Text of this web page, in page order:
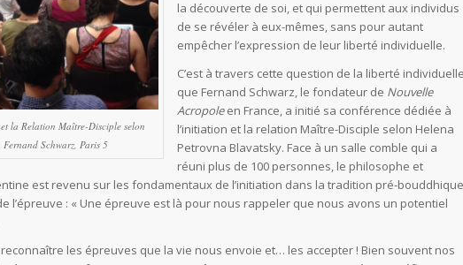
la Relation Maître-Disciple selon
Schwarz, Paris 5
la découverte de soi, et qui permettent aux individus
de se révéler à eux-mêmes, sans pour autant
empêcher l’expression de leur liberté individuelle.
C’est à travers cette question de la liberté
que Fernand Schwarz, le fondateur de Nouvelle
Acropoleen France, a initié sa conférence dédiée à
l’initiation et la relation Maître-Disciple selon Helena
Petrovna Blavatsky. Face à un salle comble qui a
réuni plus de 100 personnes, le philosophe et
est revenu sur les fondamentaux de l’initiation dans la tradition pré-
l’épreuve : « Une épreuve est là pour nous rappeler que nous avons un potentiel
les épreuves que la vie nous envoie et… les accepter ! Bien souvent nos